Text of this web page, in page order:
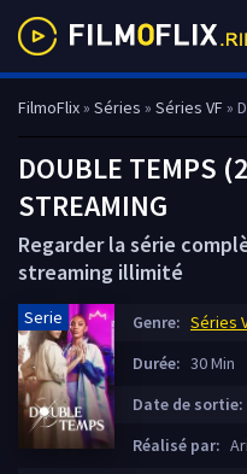
FilmoFlix» Séries » Séries VF »
DOUBLE TEMPS
STREAMING
Regarder la série
streaming illimité
Serie Genre: Séries
Durée: 30 Min
Date de sortie:
Réalisé par: